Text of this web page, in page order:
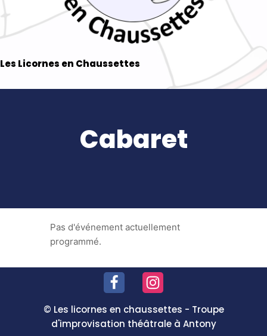
Les Licornes en Chaussettes
Cabaret
Pas d'événement actuellement
programmé.
© Les licornes en chaussettes - Troupe
d'improvisation théâtrale à Antony